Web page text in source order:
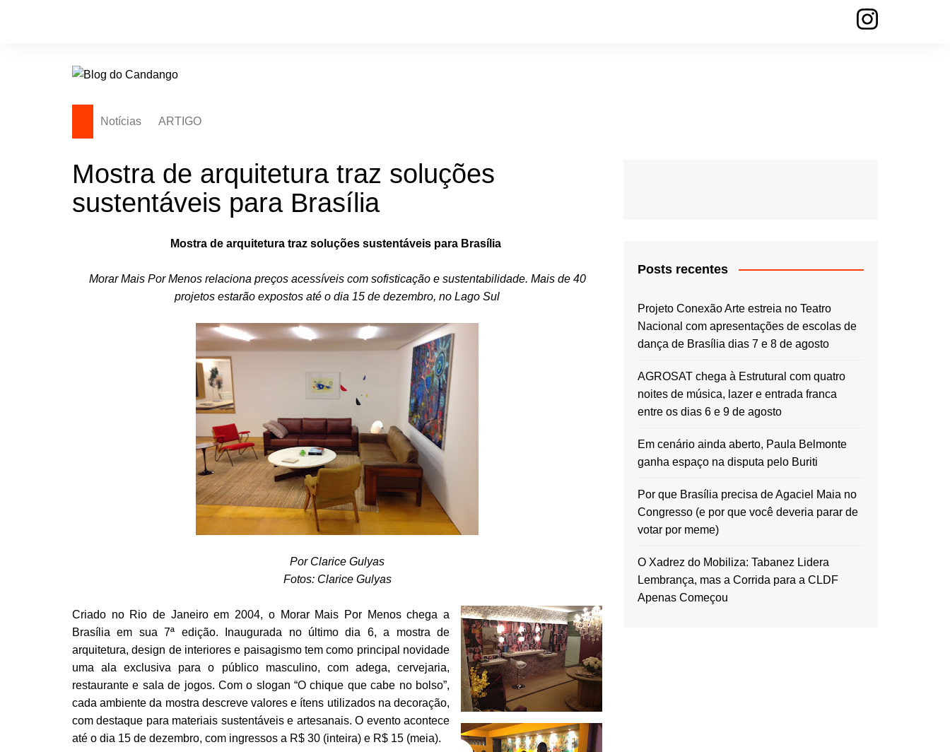
Notícias ARTIGO
Mostra de arquitetura traz soluções
sustentáveis para Brasília
Mostra de arquitetura traz soluções sustentáveis para Brasília
Morar Mais Por Menos relaciona preços acessíveis com sofisticação e sustentabilidade. Mais de 40
projetos estarão expostos até o dia 15 de dezembro, no Lago Sul
Por Clarice Gulyas
Fotos: Clarice Gulyas
Criado no Rio de Janeiro em 2004, o Morar Mais Por Menos chega a
Brasília em sua 7ª edição. Inaugurada no último dia 6, a mostra de
arquitetura, design de interiores e paisagismo tem como principal novidade
uma ala exclusiva para o público masculino, com adega, cervejaria,
restaurante e sala de jogos. Com o slogan “O chique que cabe no bolso”,
cada ambiente da mostra descreve valores e ítens utilizados na decoração,
com destaque para materiais sustentáveis e artesanais. O evento acontece
até o dia 15 de dezembro, com ingressos a R$ 30 (inteira) e R$ 15 (meia).
Posts recentes
Projeto Conexão Arte estreia no Teatro
Nacional com apresentações de escolas de
dança de Brasília dias 7 e 8 de agosto
AGROSAT chega à Estrutural com quatro
noites de música, lazer e entrada franca
entre os dias 6 e 9 de agosto
Em cenário ainda aberto, Paula Belmonte
ganha espaço na disputa pelo Buriti
Por que Brasília precisa de Agaciel Maia no
Congresso (e por que você deveria parar de
votar por meme)
O Xadrez do Mobiliza: Tabanez Lidera
Lembrança, mas a Corrida para a CLDF
Apenas Começou